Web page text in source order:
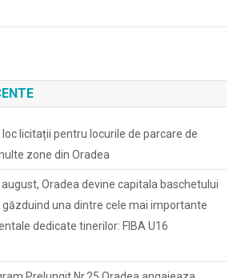
loc licitații pentru locurile de parcare de
zone din Oradea
Oradea devine capitala baschetului
găzduind una dintre cele mai importante
dedicate tinerilor: FIBA U16